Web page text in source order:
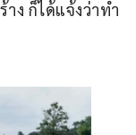
ง ก็ได้แจ้งว่าทำ